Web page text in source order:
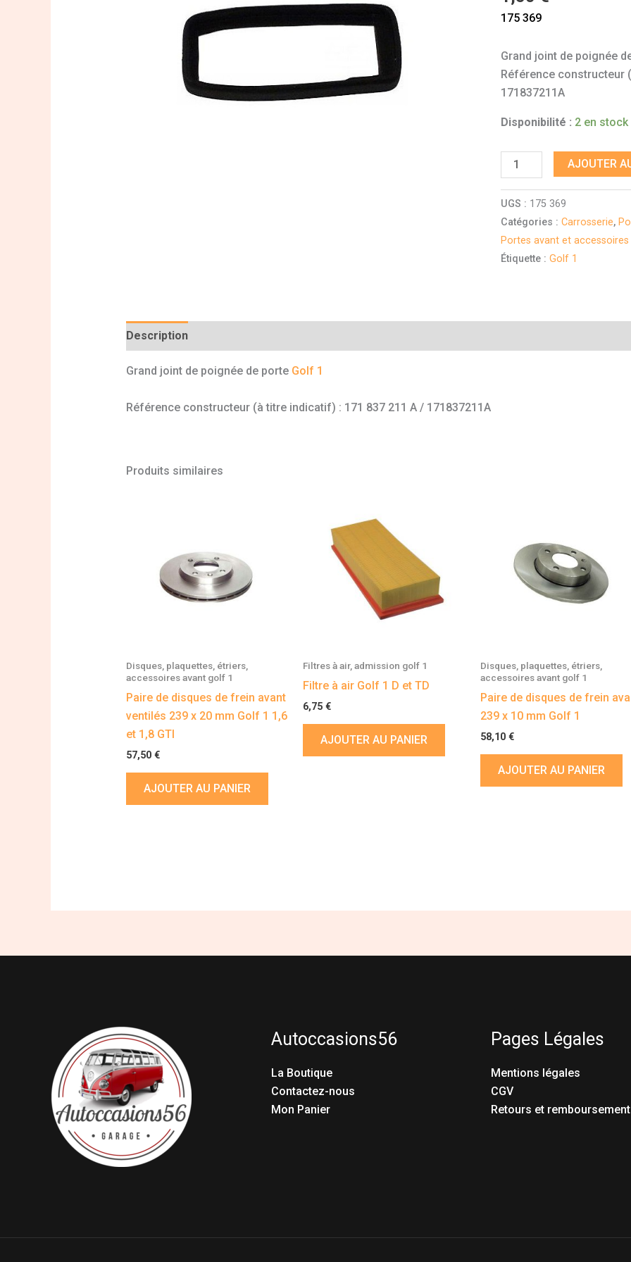
175 369
Grand joint de poignée
Référence constructeur
171837211A
Disponibilité : 2 en
porte
1
AJOUTER
UGS : 175 369
Catégories :Carrosserie,
Portes avant et
Étiquette :Golf 1
Description
Grand joint de poignée de porte Golf 1
Référence constructeur (à titre indicatif) : 171 837 211 A / 171837211A
Produits similaires
Disques, plaquettes, étriers,
accessoires avant golf 1
Paire de disques de frein avant
ventilés 239 x 20 mm Golf 1 1,6
et 1,8 GTI
57,50 €
AJOUTER AU PANIER
Filtres à air, admission golf 1
Filtre à air Golf 1 D et TD
6,75€
AJOUTER AU PANIER
Disques, plaquettes, étriers,
accessoires avant golf 1
Paire de disques de frein
239 x 10 mm Golf 1
58,10 €
AJOUTER AU PANIER
Autoccasions56
La Boutique
Contactez-nous
Mon Panier
Pages Légales
Mentions légales
CGV
Retours et